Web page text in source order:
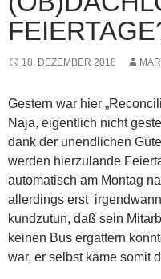
18. DEZEMBER 2018
Gestern war hier
Naja, eigentlich nicht
dank der unendlichen
werden hierzulande
automatisch am Montag
allerdings erst
kundzutun, daß sein
keinen Bus ergattern
war, er selbst käme somit